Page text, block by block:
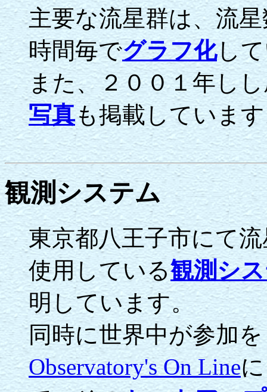
主要な流星群は、流
時間毎でグラフ化し
また、２００１年し
写真も掲載していま
観測システム
東京都八王子市にて
使用している観測シ
明しています。
同時に世界中が参加
Observatory's On Line